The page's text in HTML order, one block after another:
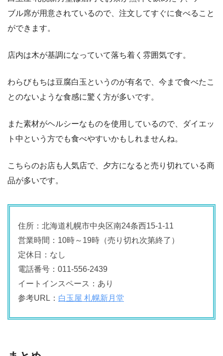
ブル席が用意されているので、注文してすぐに食べること
ができます。
店内は木が基調になっていて落ち着く雰囲気です。
わらびもちは豆腐白玉というのが有名で、今まで食べたこ
とのないような食感に驚く方が多いです。
また素材がヘルシーなものを使用しているので、ダイエッ
ト中という方でも食べやすいかもしれませんね。
こちらのお店も人気店で、夕方になると売り切れている商
品が多いです。
住所：北海道札幌市中央区南24条西15-1-11
営業時間：10時～19時（売り切れ次第終了）
定休日：なし
電話番号：011-556-2439
イートインスペース：あり
参考URL： 白玉屋 札幌新月堂